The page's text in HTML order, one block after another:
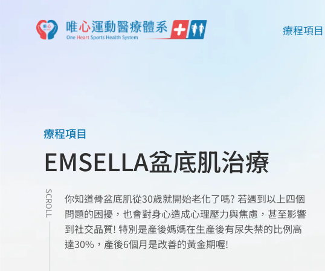
療程項目
產後修復套餐
療程項目
EMSELLA盆底肌治療
SCROLL
你知道骨盆底肌從30歲就開始老化了嗎? 若遇到以上四個
問題的困擾，也會對身心造成心理壓力與焦慮，甚至影響
到社交品質! 特別是產後媽媽在生產後有尿失禁的比例高
達30%，產後6個月是改善的黃金期喔!